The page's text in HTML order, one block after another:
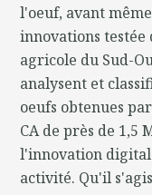
l'oeuf, avant
innovations testée
agricole du Sud-
analysent et
oeufs obtenues
CA de près de 1,5
l'innovation
activité. Qu'il